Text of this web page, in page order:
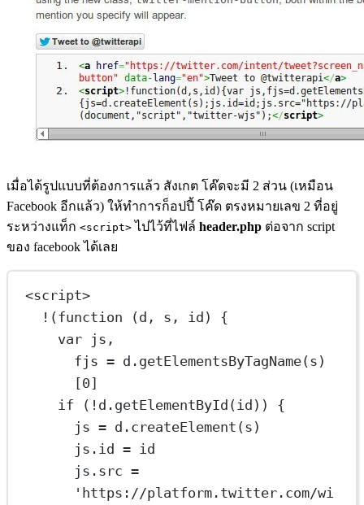
เมื่อได้รูปแบบที่ต้องการแล้ว สังเกต โค๊ดจะมี 2 ส่วน (เหมือน
Facebook อีกแล้ว) ให้ทำการก็อปปี้ โค๊ด ตรงหมายเลข 2 ที่อยู่
ระหว่างแท็ก <script> ไปไว้ที่ไฟล์ header.php ต่อจาก script
ของ facebook ได้เลย
<script>
! (function (d , s , id ) {
var js,
fjs = d. getElementsByTagName(s)
[0]
if ( ! d. getElementById (id)) {
js = d. createElement (s)
js.id = id
js.src =
'https://platform.twitter.com/wi